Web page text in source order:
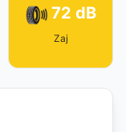
72 dB
Zaj